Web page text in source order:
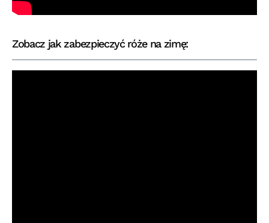
Zobacz jak zabezpieczyć róże na zimę: